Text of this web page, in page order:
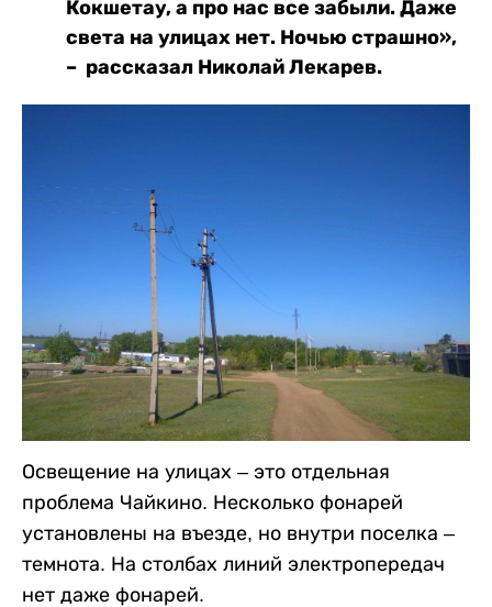
Кокшетау, а про нас все забыли. Даже
света на улицах нет. Ночью страшно»,
– рассказал Николай Лекарев.
Освещение на улицах – это отдельная
проблема Чайкино. Несколько фонарей
установлены на въезде, но внутри поселка –
темнота. На столбах линий электропередач
нет даже фонарей.